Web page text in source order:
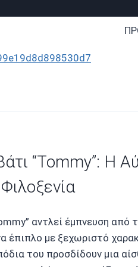
“Tommy”: Η
αντλεί έμπνευση από
έπιπλο με ξεχωριστό
του προσδίδουν μια